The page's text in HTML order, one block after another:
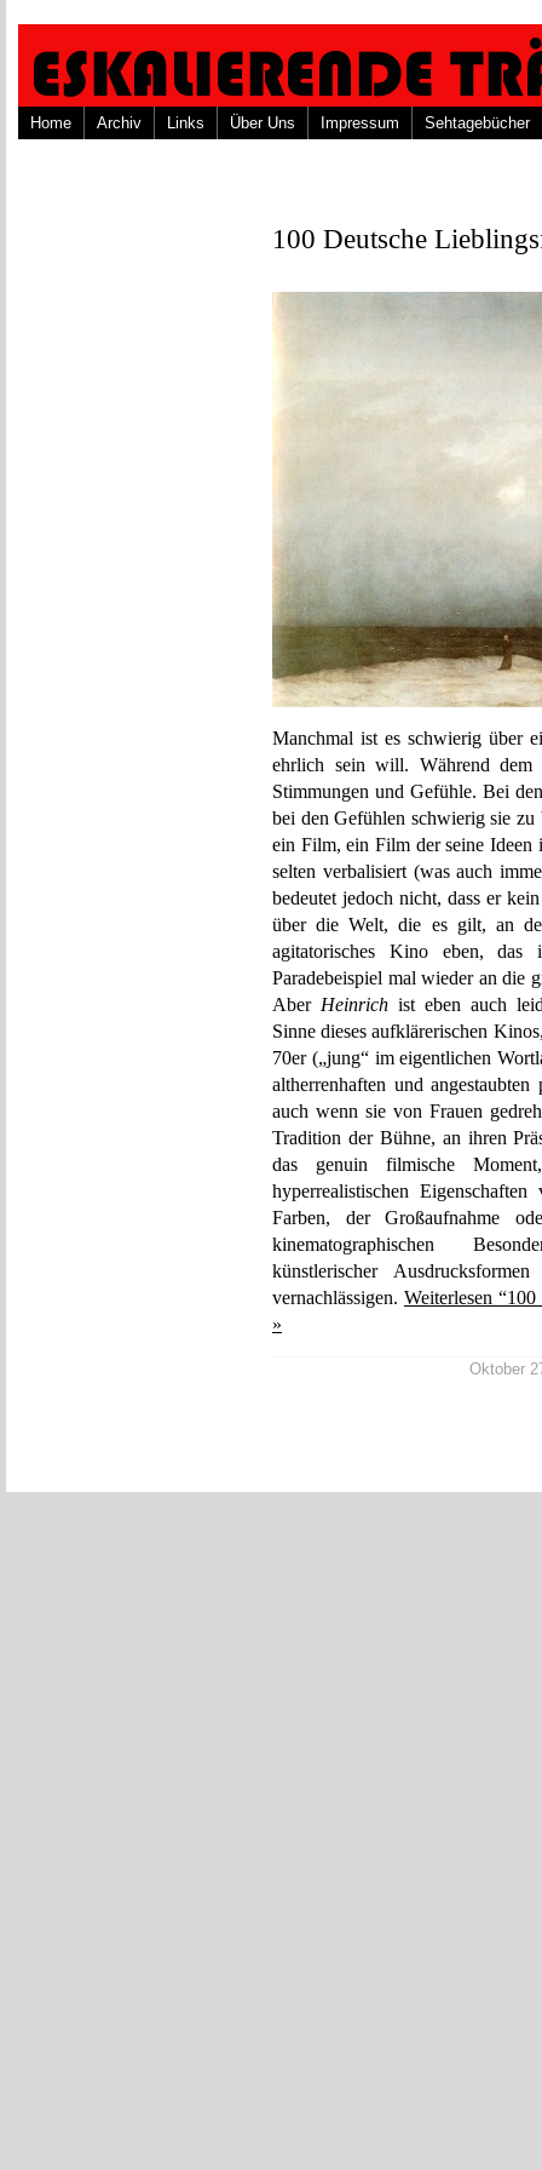
Home Archiv Links Über Uns Impressum Sehtagebücher
100 Deutsche
Manchmal ist es schwierig über
ehrlich sein will. Während
Stimmungen und Gefühle. Bei
bei den Gefühlen schwierig sie
ein Film, ein Film der seine Ideen
selten verbalisiert (was auch
bedeutet jedoch nicht, dass er
über die Welt, die es gilt, an
agitatorisches Kino eben,
Paradebeispiel mal wieder an die
Aber Heinrichist eben auch
Sinne dieses aufklärerischen
70er („jung“ im eigentlichen
altherrenhaften und
auch wenn sie von Frauen
Tradition der Bühne, an ihren
das genuin filmische
hyperrealistischen
Farben, der Großaufnahme
kinematographischen
künstlerischer
vernachlässigen. Weiterlesen
»
Oktober